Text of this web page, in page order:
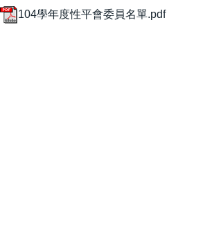
104學年度性平會委員名單.pdf